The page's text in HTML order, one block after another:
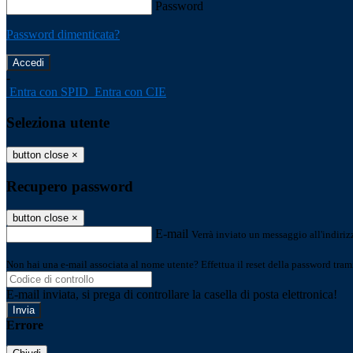
Password
Password dimenticata?
-
Entra con SPID Entra con CIE
Seleziona utente
button close ×
Recupero password
button close ×
E-mail Verrà inviato un messaggio
Non hai una e-mail associata al nome utente? Effettua il reset della password
E-mail inviata, si prega di controllare la casella di posta elettronica!
Errore